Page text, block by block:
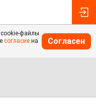
файлы.
согласие на
Согласен